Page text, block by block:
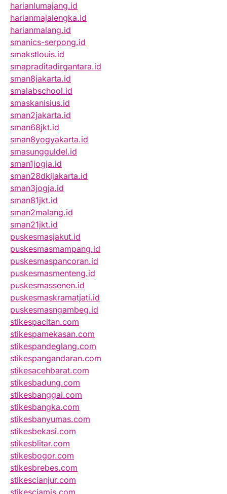
harianlumajang.id
harianmajalengka.id
harianmalang.id
smanics-serpong.id
smakstlouis.id
smapraditadirgantara.id
sman8jakarta.id
smalabschool.id
smaskanisius.id
sman2jakarta.id
sman68jkt.id
sman8yogyakarta.id
smasungguldel.id
sman1jogja.id
sman28dkijakarta.id
sman3jogja.id
sman81jkt.id
sman2malang.id
sman21jkt.id
puskesmasjakut.id
puskesmasmampang.id
puskesmaspancoran.id
puskesmasmenteng.id
puskesmassenen.id
puskesmaskramatjati.id
puskesmasngambeg.id
stikespacitan.com
stikespamekasan.com
stikespandeglang.com
stikespangandaran.com
stikesacehbarat.com
stikesbadung.com
stikesbanggai.com
stikesbangka.com
stikesbanyumas.com
stikesbekasi.com
stikesblitar.com
stikesbogor.com
stikesbrebes.com
stikescianjur.com